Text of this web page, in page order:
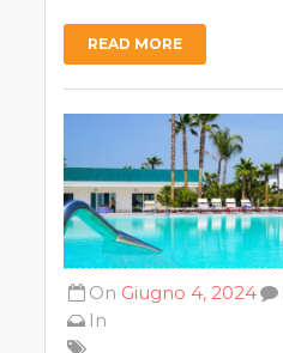
READ MORE
On Giugno 4, 2024
In